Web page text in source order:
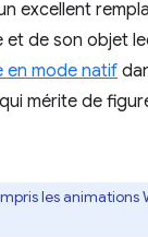
excellent
et de son objet
en mode natif
mérite de
les animations